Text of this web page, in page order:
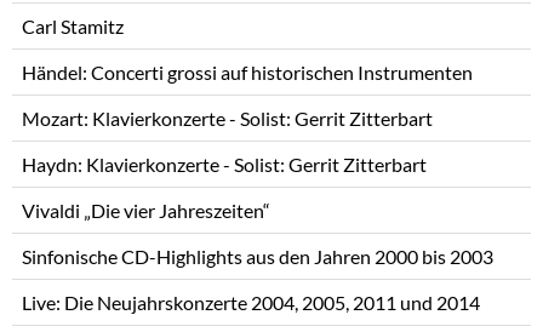
Carl Stamitz
Händel: Concerti grossi auf historischen Instrumenten
Mozart: Klavierkonzerte - Solist: Gerrit Zitterbart
Haydn: Klavierkonzerte - Solist: Gerrit Zitterbart
Vivaldi „Die vier Jahreszeiten“
Sinfonische CD-Highlights aus den Jahren 2000 bis 2003
Live: Die Neujahrskonzerte 2004, 2005, 2011 und 2014